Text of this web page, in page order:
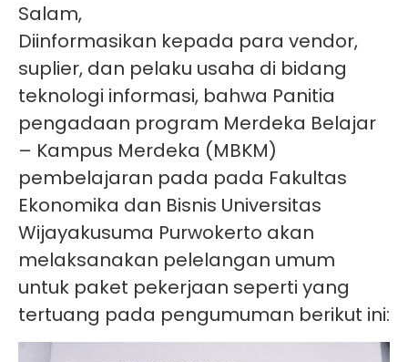
Salam,
Diinformasikan kepada para vendor,
suplier, dan pelaku usaha di bidang
teknologi informasi, bahwa Panitia
pengadaan program Merdeka Belajar
– Kampus Merdeka (MBKM)
pembelajaran pada pada Fakultas
Ekonomika dan Bisnis Universitas
Wijayakusuma Purwokerto akan
melaksanakan pelelangan umum
untuk paket pekerjaan seperti yang
tertuang pada pengumuman berikut ini: